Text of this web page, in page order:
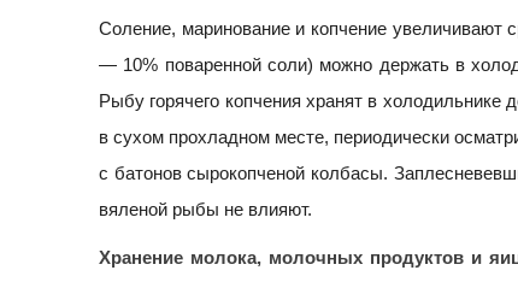
Соление, маринование и копчение
— 10% поваренной соли) можно держать в
Рыбу горячего копчения хранят в
в сухом прохладном месте, периодически
с батонов сырокопченой колбасы.
вяленой рыбы не влияют.
Хранение молока, молочных продуктов и